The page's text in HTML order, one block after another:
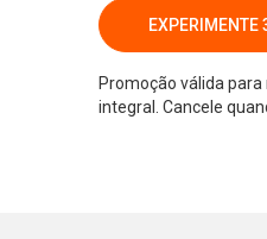
EXPERIMENTE
Promoção válida
integral. Cancele